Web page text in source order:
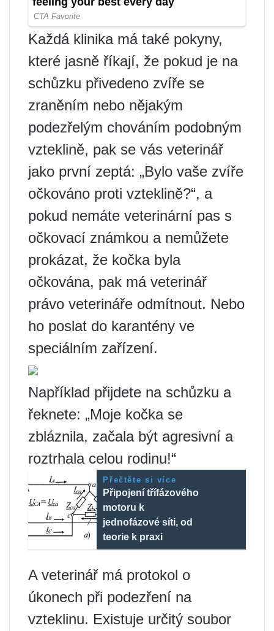
Každá klinika má také pokyny,
které jasně říkají, že pokud je na
schůzku přivedeno zvíře se
zraněním nebo nějakým
podezřelým chováním podobným
vzteklině, pak se vás veterinář
jako první zeptá: „Bylo vaše zvíře
očkováno proti vzteklině?“, a
pokud nemáte veterinární pas s
očkovací známkou a nemůžete
prokázat, že kočka byla
očkována, pak má veterinář
právo veterináře odmítnout. Nebo
ho poslat do karantény ve
speciálním zařízení.
Například přijdete na schůzku a
řeknete: „Moje kočka se
zbláznila, začala být agresivní a
roztrhala celou rodinu!“
Přečtěte si více
Připojení třífázového
motoru k
jednofázové síti, od
teorie k praxi
A veterinář má protokol o
úkonech při podezření na
vzteklinu. Existuje určitý soubor